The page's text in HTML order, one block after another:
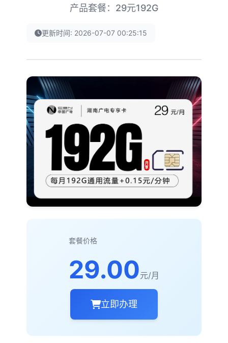
产品套餐：29元192G
更新时间: 2026-07-07 00:25:15
套餐价格
29.00元/月
立即办理